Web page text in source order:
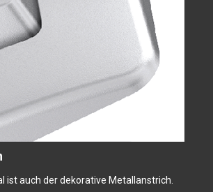
ist auch der dekorative Metallanstrich.